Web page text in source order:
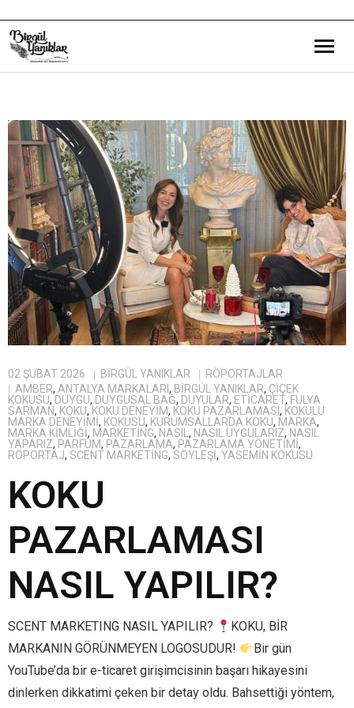
Eğitim Yazılarım
Gezi ve Kültür Yazılarım
Röportajlarım
Destek Olduğum Projeler
Yürüttüğüm Projeler
02 ŞUBAT 2026 BIRGÜL YANIKLAR
RÖPORTAJLAR
AMBER, ANTALYA MARKALARI , BIRGÜL YANIKLAR, ÇIÇEK
KOKUSU, DUYGU, DUYGUSAL BAĞ, DUYULAR, ETICARET, FULYA
SARMAN, KOKU, KOKU DENEYIM, KOKU PAZARLAMASI , KOKULU
MARKA DENEYIMI, KOKUSU, KURUMSALLARDA KOKU, MARKA,
MARKA KIMLIĞI, MARKETING, NASIL, NASIL UYGULARIZ, NASIL
YAPARIZ, PARFÜM, PAZARLAMA, PAZARLAMA YÖNETIMI,
RÖPORTAJ, SCENT MARKETING, SÖYLEŞI, YASEMIN KOKUSU
KOKU
PAZARLAMASI
NASIL YAPILIR?
SCENT MARKETING NASIL YAPILIR?
KOKU, BİR
MARKANIN GÖRÜNMEYEN LOGOSUDUR!
Bir gün
YouTube’da bir e-ticaret girişimcisinin başarı hikayesini
dinlerken dikkatimi çeken bir detay oldu. Bahsettiği yöntem,